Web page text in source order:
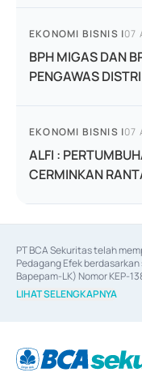
EKONOMI BISNIS |07
BPH MIGAS DAN
PENGAWAS
EKONOMI BISNIS |07
ALFI :
CERMINKAN
PT BCA Sekuritas telah
Pedagang Efek
Bapepam-LK) Nomor KEP-
06/D.04/2014 tanggal 28
Efek berdasarkan surat
berdasarkan surat
67/PM.21/2017 tanggal 3
LIHAT SELENGKAPNYA